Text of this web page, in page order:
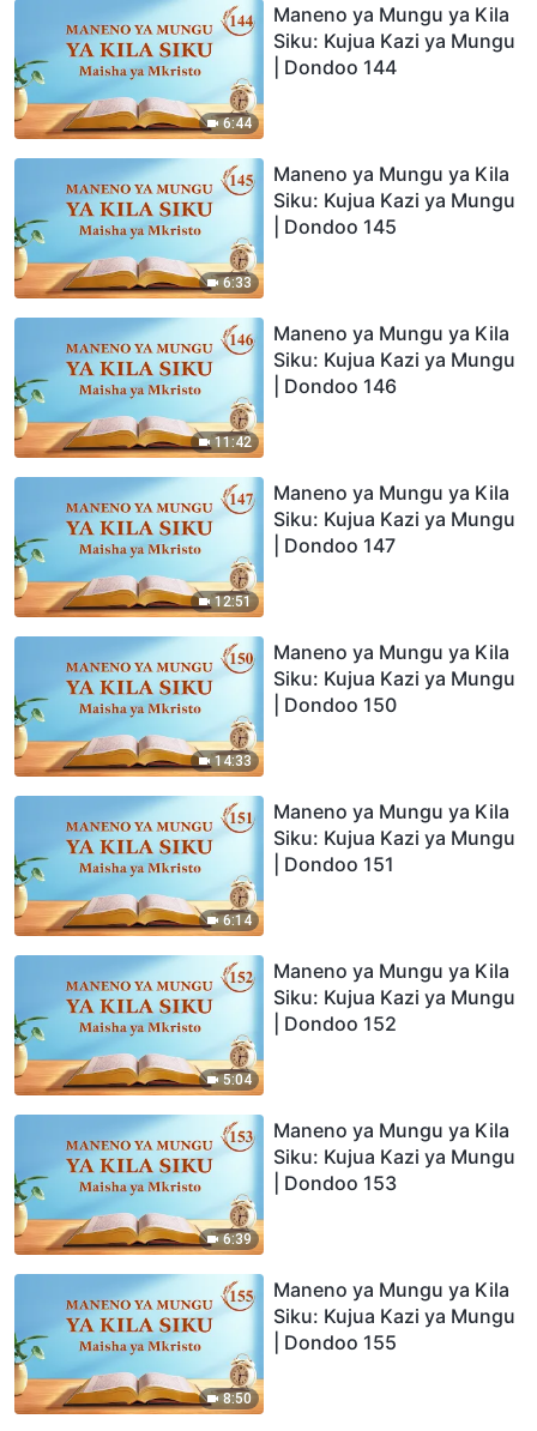
6:44
Maneno ya Mungu ya Kila
Siku: Kujua Kazi ya Mungu
| Dondoo 144
6:33
Maneno ya Mungu ya Kila
Siku: Kujua Kazi ya Mungu
| Dondoo 145
11:42
Maneno ya Mungu ya Kila
Siku: Kujua Kazi ya Mungu
| Dondoo 146
12:51
Maneno ya Mungu ya Kila
Siku: Kujua Kazi ya Mungu
| Dondoo 147
14:33
Maneno ya Mungu ya Kila
Siku: Kujua Kazi ya Mungu
| Dondoo 150
6:14
Maneno ya Mungu ya Kila
Siku: Kujua Kazi ya Mungu
| Dondoo 151
5:04
Maneno ya Mungu ya Kila
Siku: Kujua Kazi ya Mungu
| Dondoo 152
6:39
Maneno ya Mungu ya Kila
Siku: Kujua Kazi ya Mungu
| Dondoo 153
8:50
Maneno ya Mungu ya Kila
Siku: Kujua Kazi ya Mungu
| Dondoo 155